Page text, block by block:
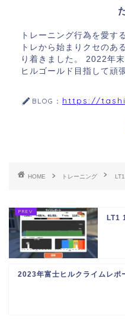
トレーニング行為を愛す
トレから始まりクセのあ
り着きました。 2022年
ヒルゴールド目指して頑
BLOG： https://
HOME トレーニング
LT1
2023年富士ヒルクライムレポ